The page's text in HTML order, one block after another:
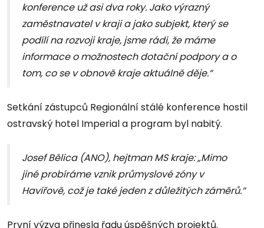
konference už asi dva roky. Jako výrazný
zaměstnavatel v kraji a jako subjekt, který se
podílí na rozvoji kraje, jsme rádi, že máme
informace o možnostech dotační podpory a o
tom, co se v obnově kraje aktuálně děje.“
Setkání zástupců Regionální stálé konference hostil
ostravský hotel Imperial a program byl nabitý.
Josef Bělica (ANO), hejtman MS kraje: „Mimo
jiné probíráme vznik průmyslové zóny v
Havířově, což je také jeden z důležitých záměrů.“
První výzva přinesla řadu úspěšných projektů.